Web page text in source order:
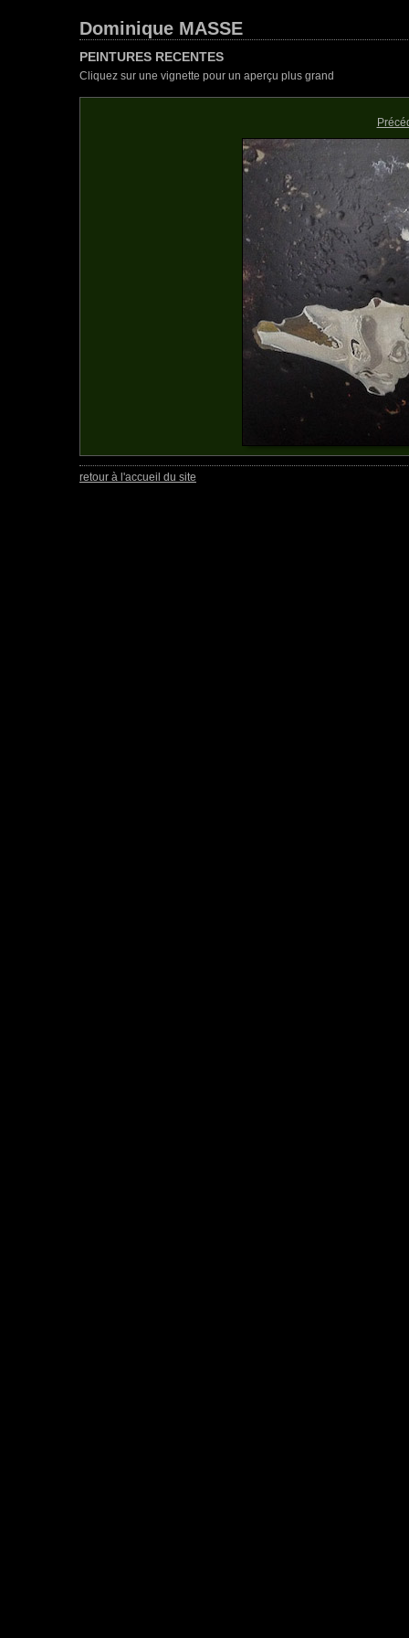
Dominique MASSE
PEINTURES RECENTES
Cliquez sur une vignette pour un aperçu plus grand
retour à l'accueil du site